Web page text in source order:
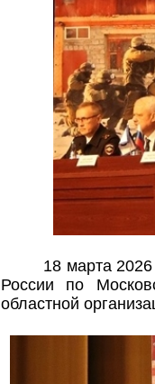
18 марта
России по
областной